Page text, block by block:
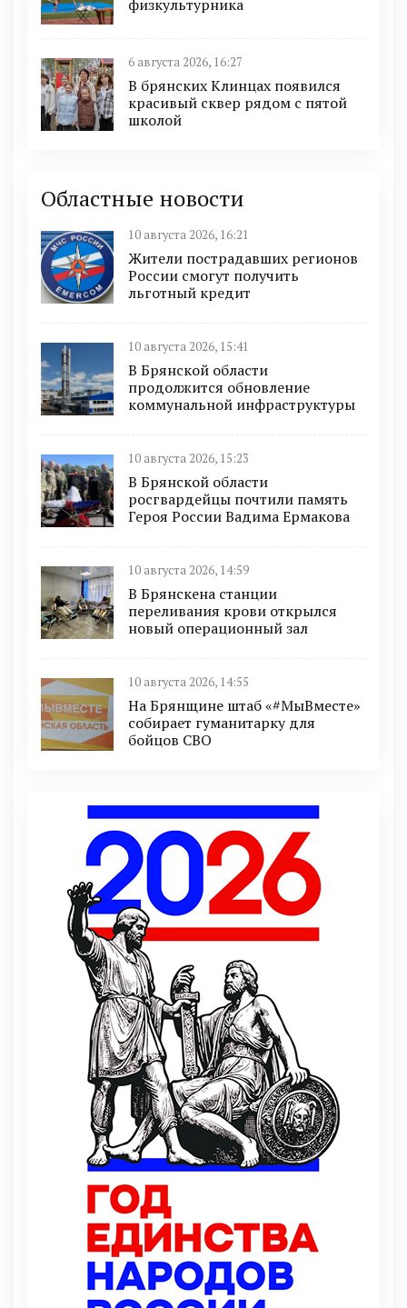
физкультурника
6 августа 2026, 16:27
В брянских Клинцах появился
красивый сквер рядом с пятой
школой
Областные новости
10 августа 2026, 16:21
Жители пострадавших регионов
России смогут получить
льготный кредит
10 августа 2026, 15:41
В Брянской области
продолжится обновление
коммунальной инфраструктуры
10 августа 2026, 15:23
В Брянской области
росгвардейцы почтили память
Героя России Вадима Ермакова
10 августа 2026, 14:59
В Брянскена станции
переливания крови открылся
новый операционный зал
10 августа 2026, 14:55
На Брянщине штаб «#МыВместе»
собирает гуманитарку для
бойцов СВО